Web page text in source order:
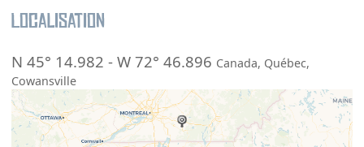
Localisation
N 45° 14.982 -W 72° 46.896 Canada, Québec,
Cowansville